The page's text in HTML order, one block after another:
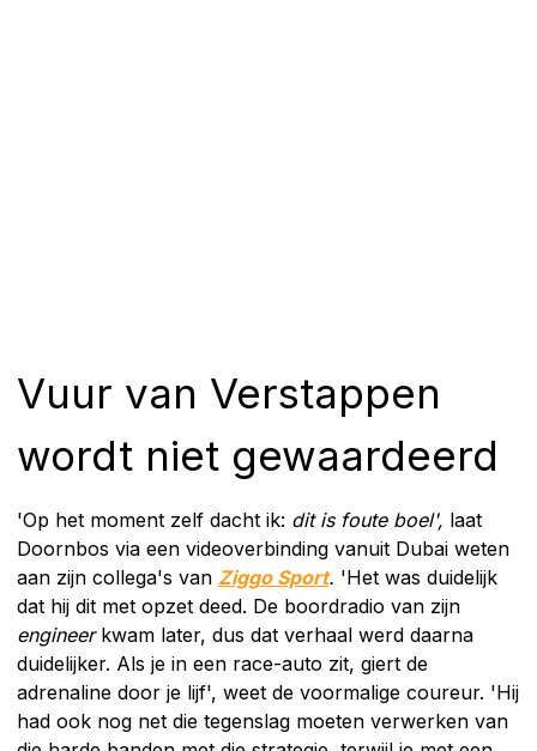
Vuur van Verstappen
wordt niet gewaardeerd
'Op het moment zelf dacht ik: dit is foute boel', laat
Doornbos via een videoverbinding vanuit Dubai weten
aan zijn collega's van Ziggo Sport. 'Het was duidelijk
dat hij dit met opzet deed. De boordradio van zijn
engineerkwam later, dus dat verhaal werd daarna
duidelijker. Als je in een race-auto zit, giert de
adrenaline door je lijf', weet de voormalige coureur. 'Hij
had ook nog net die tegenslag moeten verwerken van